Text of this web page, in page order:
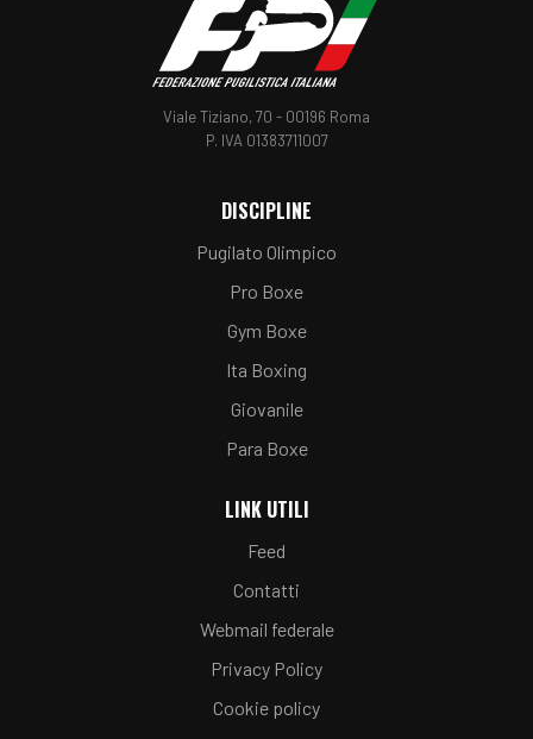
Viale Tiziano, 70 - 00196 Roma
P. IVA 01383711007
DISCIPLINE
Pugilato Olimpico
Pro Boxe
Gym Boxe
Ita Boxing
Giovanile
Para Boxe
LINK UTILI
Feed
Contatti
Webmail federale
Privacy Policy
Cookie policy